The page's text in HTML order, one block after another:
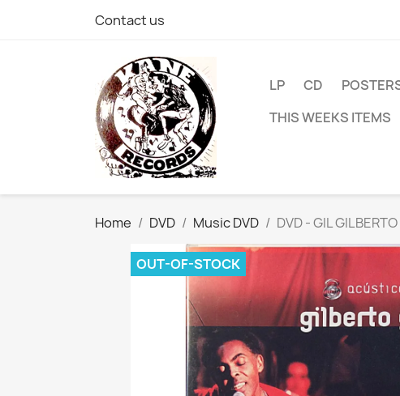
Contact us
LP CD
THIS WEEKS ITEMS
Home DVD Music DVD DVD - GIL
OUT-OF-STOCK